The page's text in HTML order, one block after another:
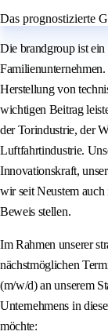
Das prognostizierte
Die brandgroup ist ein
Herstellung von
wichtigen Beitrag
der Torindustrie, der
Luftfahrtindustrie.
Innovationskraft,
wir seit Neustem
Beweis stellen.
Im Rahmen unserer
nächstmöglichen
(m/w/d) an unserem
Unternehmens in
möchte: